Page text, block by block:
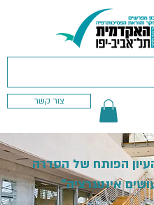
צור קשר
הפותח של הסדרה
אינטגרציה"